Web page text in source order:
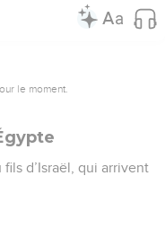
le moment.
d’Israël, qui arrivent